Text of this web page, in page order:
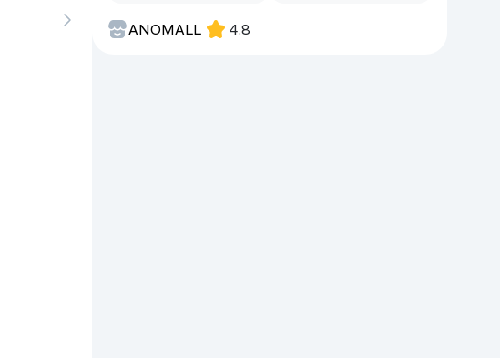
Kameralar
ANOMALL 4.8